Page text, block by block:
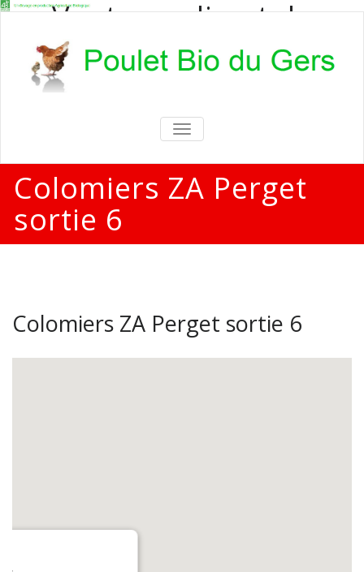
Vente en direct de
poulets bio
Vente en direct de poulets bio aux
particuliers et professionnels
TOGGLE
NAVIGATION
Colomiers ZA Perget
sortie 6
Colomiers ZA Perget sortie 6